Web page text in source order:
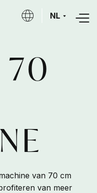
NL
70
van 70 cm
van meer